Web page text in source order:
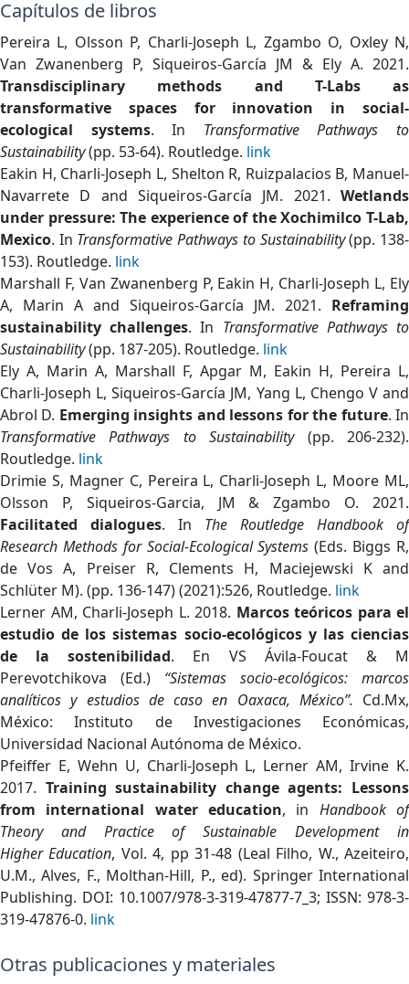
Capítulos de libros
Pereira L, Olsson P, Charli-Joseph L, Zgambo O, Oxley N,
Van Zwanenberg P, Siqueiros-García JM & Ely A. 2021.
Transdisciplinary methods and T-Labs as
transformative spaces for innovation in social-
ecological systems. In Transformative Pathways to
Sustainability(pp. 53-64). Routledge. link
Eakin H, Charli-Joseph L, Shelton R, Ruizpalacios B, Manuel-
Navarrete D and Siqueiros-García JM. 2021. Wetlands
under pressure: The experience of the Xochimilco T-Lab,
Mexico. In Transformative Pathways to Sustainability(pp. 138-
153). Routledge. link
Marshall F, Van Zwanenberg P, Eakin H, Charli-Joseph L, Ely
A, Marin A and Siqueiros-García JM. 2021. Reframing
sustainability challenges. In Transformative Pathways to
Sustainability(pp. 187-205). Routledge. link
Ely A, Marin A, Marshall F, Apgar M, Eakin H, Pereira L,
Charli-Joseph L, Siqueiros-García JM, Yang L, Chengo V and
Abrol D. Emerging insights and lessons for the future. In
Transformative Pathways to Sustainability(pp. 206-232).
Routledge. link
Drimie S, Magner C, Pereira L, Charli-Joseph L, Moore ML,
Olsson P, Siqueiros-Garcia, JM & Zgambo O. 2021.
Facilitated dialogues. In The Routledge Handbook of
Research Methods for Social-Ecological Systems (Eds. Biggs R,
de Vos A, Preiser R, Clements H, Maciejewski K and
Schlüter M). (pp. 136-147) (2021):526, Routledge. link
Lerner AM, Charli-Joseph L. 2018. Marcos teóricos para el
estudio de los sistemas socio-ecológicos y las ciencias
de la sostenibilidad. En VS Ávila-Foucat & M
Perevotchikova (Ed.) “Sistemas socio-ecológicos: marcos
analíticos y estudios de caso en Oaxaca, México”. Cd.Mx,
México: Instituto de Investigaciones Económicas,
Universidad Nacional Autónoma de México.
Pfeiffer E, Wehn U, Charli-Joseph L, Lerner AM, Irvine K.
2017. Training sustainability change agents: Lessons
from international water education, in Handbook of
Theory and Practice of Sustainable Development in
Higher Education, Vol. 4, pp 31-48 (Leal Filho, W., Azeiteiro,
U.M., Alves, F., Molthan-Hill, P., ed). Springer International
Publishing. DOI: 10.1007/978-3-319-47877-7_3; ISSN: 978-3-
319-47876-0. link
Otras publicaciones y materiales